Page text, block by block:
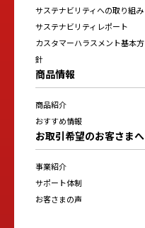
サステナビリティへの取り組み
サステナビリティレポート
カスタマーハラスメント基本方
針
商品情報
商品紹介
おすすめ情報
お取引希望のお客さまへ
事業紹介
サポート体制
お客さまの声